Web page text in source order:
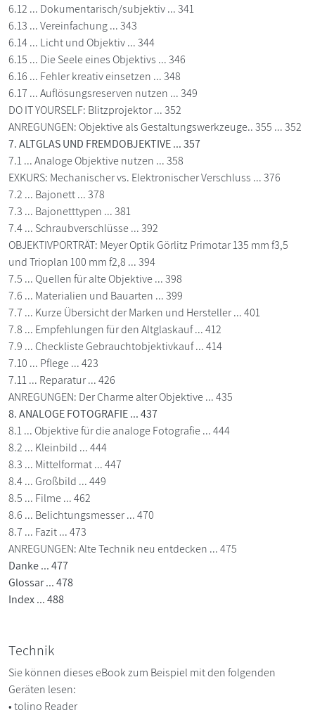
6.12 ... Dokumentarisch/subjektiv ... 341
6.13 ... Vereinfachung ... 343
6.14 ... Licht und Objektiv ... 344
6.15 ... Die Seele eines Objektivs ... 346
6.16 ... Fehler kreativ einsetzen ... 348
6.17 ... Auflösungsreserven nutzen ... 349
DO IT YOURSELF: Blitzprojektor ... 352
ANREGUNGEN: Objektive als Gestaltungswerkzeuge.. 355 ... 352
7. ALTGLAS UND FREMDOBJEKTIVE ... 357
7.1 ... Analoge Objektive nutzen ... 358
EXKURS: Mechanischer vs. Elektronischer Verschluss ... 376
7.2 ... Bajonett ... 378
7.3 ... Bajonetttypen ... 381
7.4 ... Schraubverschlüsse ... 392
OBJEKTIVPORTRÄT: Meyer Optik Görlitz Primotar 135 mm f3,5
und Trioplan 100 mm f2,8 ... 394
7.5 ... Quellen für alte Objektive ... 398
7.6 ... Materialien und Bauarten ... 399
7.7 ... Kurze Übersicht der Marken und Hersteller ... 401
7.8 ... Empfehlungen für den Altglaskauf ... 412
7.9 ... Checkliste Gebrauchtobjektivkauf ... 414
7.10 ... Pflege ... 423
7.11 ... Reparatur ... 426
ANREGUNGEN: Der Charme alter Objektive ... 435
8. ANALOGE FOTOGRAFIE ... 437
8.1 ... Objektive für die analoge Fotografie ... 444
8.2 ... Kleinbild ... 444
8.3 ... Mittelformat ... 447
8.4 ... Großbild ... 449
8.5 ... Filme ... 462
8.6 ... Belichtungsmesser ... 470
8.7 ... Fazit ... 473
ANREGUNGEN: Alte Technik neu entdecken ... 475
Danke ... 477
Glossar ... 478
Index ... 488
Technik
Sie können dieses eBook zum Beispiel mit den folgenden
Geräten lesen:
• tolino Reader